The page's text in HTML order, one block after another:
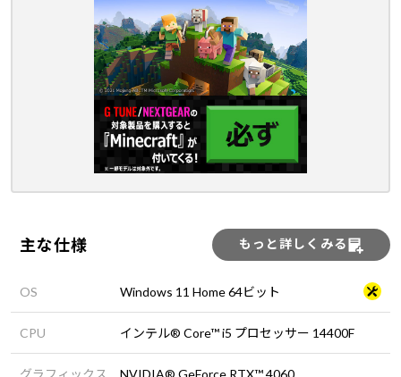
主な仕様 もっと詳しくみる
OS Windows 11 Home 64ビット
CPU インテル® Core™ i5 プロセッサー 14400F
グラフィックス NVIDIA® GeForce RTX™ 4060